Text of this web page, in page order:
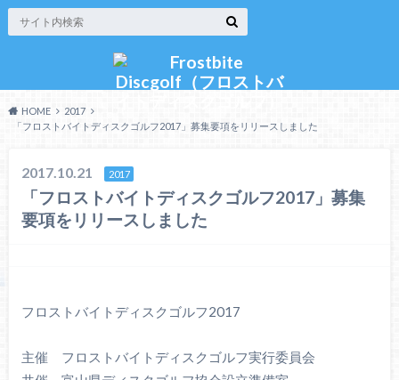
HOME
2017
「フロストバイトディスクゴルフ2017」募集要項をリリースしました
2017.10.21 2017
「フロストバイトディスクゴルフ2017」募集
要項をリリースしました
フロストバイトディスクゴルフ2017
主催 フロストバイトディスクゴルフ実行委員会